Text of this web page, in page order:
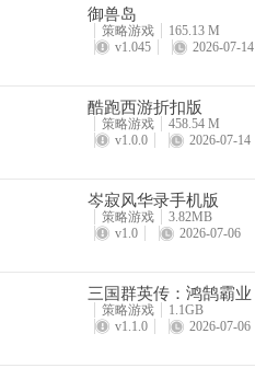
御兽岛
策略游戏
165.13 M
v1.045
2026-07-14
酷跑西游折扣版
策略游戏
458.54 M
v1.0.0
2026-07-14
岑寂风华录手机版
策略游戏
3.82MB
v1.0
2026-07-06
三国群英传：鸿鹄霸业
策略游戏
1.1GB
v1.1.0
2026-07-06